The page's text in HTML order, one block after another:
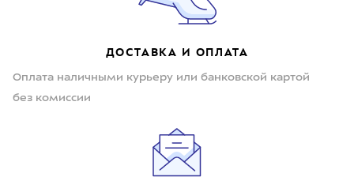
ДОСТАВКА И ОПЛАТА
Оплата наличными курьеру или банковской картой
без комиссии